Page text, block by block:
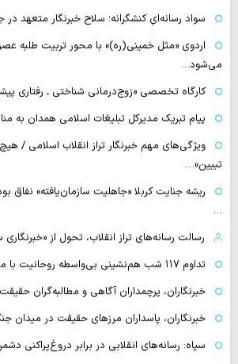
سواد رسانه‌ایِ کنشگرانه؛ سلاح خبرنگار متعهد
اردوی «مثل خمینی(ره)» با محور تربیت طلبه عصر
می‌شود…
کارگاه تخصصی «زوج‌درمانی شناختی ـ رفتاری
پیام تبریک مدیرکل تبلیغات اسلامی همدان به
ویژگی‌های مهم خبرنگار تراز انقلاب اسلامی /
تبیین»…
ریشه جنایت کربلا «جاهلیت سازمان‌یافته» نفاق
…
رسالت رسانه‌های تراز انقلاب، تحول از
تداوم ۱۱۷ شب هم‌نشینی بی‌واسطه روحانیت با مردم در گرگان+ عکس
خبرنگاران، پرچمداران آگاهی و مطالبه‌گران
خبرنگاران، پاسداران مرزهای حقیقت در میدان
سپاه: رسانه‌های انقلابی در برابر دروغ‌پراکنی